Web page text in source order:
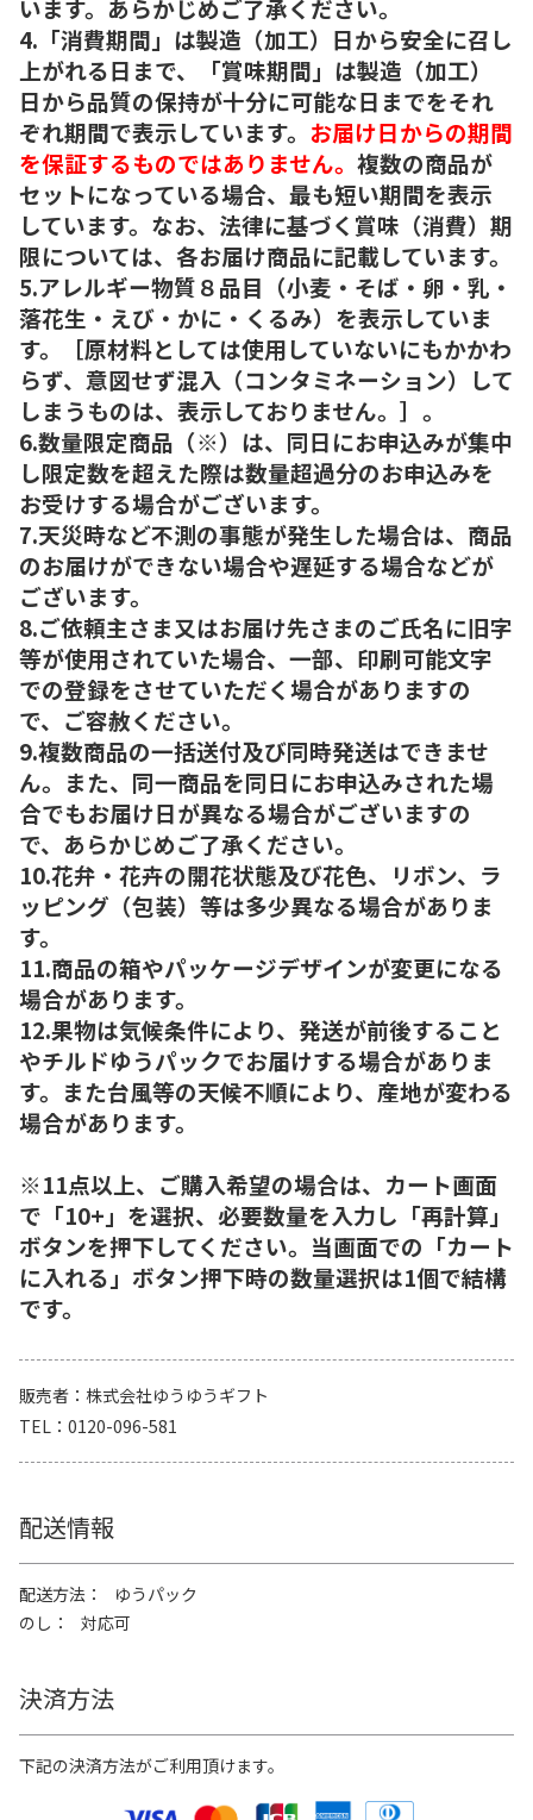
います。あらかじめご了承ください。
4.「消費期間」は製造（加工）日から安全に召し
上がれる日まで、「賞味期間」は製造（加工）
日から品質の保持が十分に可能な日までをそれ
ぞれ期間で表示しています。 お届け日からの期間
を保証するものではありません。 複数の商品が
セットになっている場合、最も短い期間を表示
しています。なお、法律に基づく賞味（消費）期
限については、各お届け商品に記載しています。
5.アレルギー物質８品目（小麦・そば・卵・乳・
落花生・えび・かに・くるみ）を表示していま
す。［原材料としては使用していないにもかかわ
らず、意図せず混入（コンタミネーション）して
しまうものは、表示しておりません。］。
6.数量限定商品（※）は、同日にお申込みが集中
し限定数を超えた際は数量超過分のお申込みを
お受けする場合がございます。
7.天災時など不測の事態が発生した場合は、商品
のお届けができない場合や遅延する場合などが
ございます。
8.ご依頼主さま又はお届け先さまのご氏名に旧字
等が使用されていた場合、一部、印刷可能文字
での登録をさせていただく場合がありますの
で、ご容赦ください。
9.複数商品の一括送付及び同時発送はできませ
ん。また、同一商品を同日にお申込みされた場
合でもお届け日が異なる場合がございますの
で、あらかじめご了承ください。
10.花弁・花卉の開花状態及び花色、リボン、ラ
ッピング（包装）等は多少異なる場合がありま
す。
11.商品の箱やパッケージデザインが変更になる
場合があります。
12.果物は気候条件により、発送が前後すること
やチルドゆうパックでお届けする場合がありま
す。また台風等の天候不順により、産地が変わる
場合があります。
※11点以上、ご購入希望の場合は、カート画面
で「10+」を選択、必要数量を入力し「再計算」
ボタンを押下してください。当画面での「カート
に入れる」ボタン押下時の数量選択は1個で結構
です。
販売者
株式会社ゆうゆうギフト
TEL
0120-096-581
配送情報
配送方法
ゆうパック
のし
対応可
決済方法
下記の決済方法がご利用頂けます。